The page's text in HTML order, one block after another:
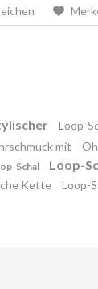
Loop-
mit
Schal Loop-
Kette Loop-